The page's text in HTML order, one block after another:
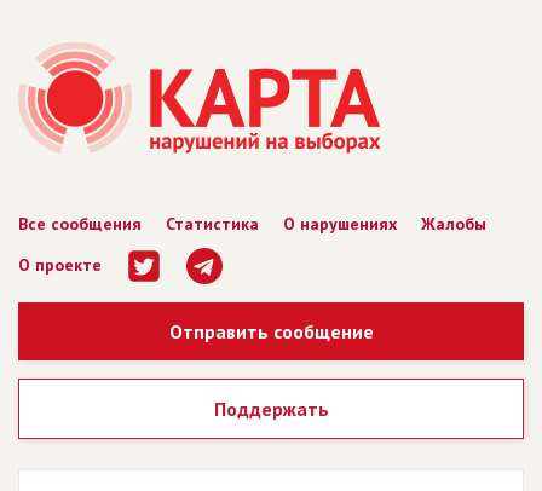
Все сообщения Статистика О нарушениях
Жалобы
О проекте
Отправить сообщение
Поддержать